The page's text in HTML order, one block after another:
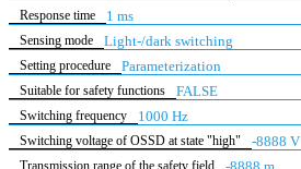
Response time 1 ms
Sensing mode Light-/dark switching
Setting procedure Parameterization
Suitable for safety functions FALSE
Switching frequency 1000 Hz
Switching voltage of OSSD at state "high" -8888 V
Transmission range of the safety field